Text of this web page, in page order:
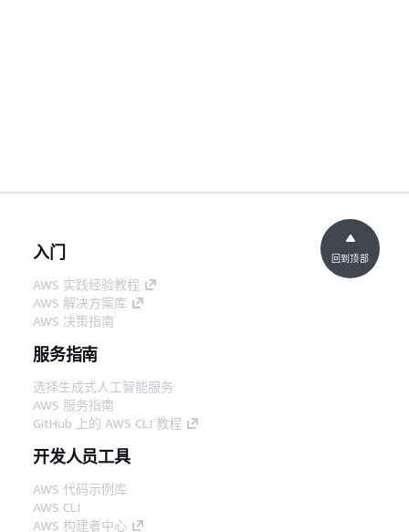
入门
AWS 实践经验教程
AWS 解决方案库
AWS 决策指南
服务指南
选择生成式人工智能服务
AWS 服务指南
GitHub 上的 AWS CLI 教程
开发人员工具
AWS 代码示例库
AWS CLI
AWS 构建者中心
回到顶部